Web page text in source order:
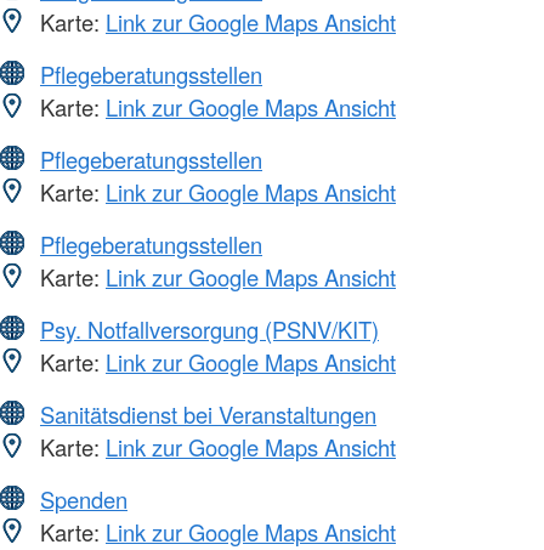
Karte: Link zur Google Maps Ansicht
Pflegeberatungsstellen
Karte: Link zur Google Maps Ansicht
Pflegeberatungsstellen
Karte: Link zur Google Maps Ansicht
Pflegeberatungsstellen
Karte: Link zur Google Maps Ansicht
Psy. Notfallversorgung (PSNV/KIT)
Karte: Link zur Google Maps Ansicht
Sanitätsdienst bei Veranstaltungen
Karte: Link zur Google Maps Ansicht
Spenden
Karte: Link zur Google Maps Ansicht